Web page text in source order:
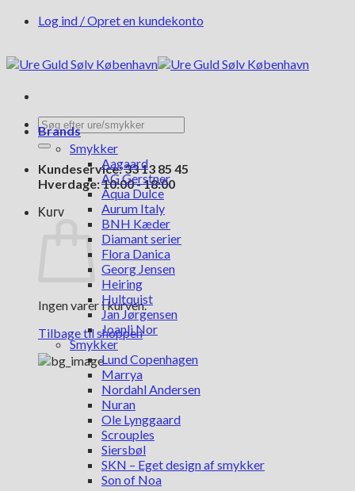
FortsætLog ind / Opret en kundekonto
Søg
efter:
Kundeservice: 33 13 85 45
Hverdage: 10:00 - 18:00
Kurv
Ingen varer i kurven.
Tilbage til shoppen
Brands
Smykker
Aagaard
AG Gerstner
Aqua Dulce
Aurum Italy
BNH Kæder
Diamant serier
Flora Danica
Georg Jensen
Heiring
Hultquist
Jan Jørgensen
Joanli Nor
Smykker
Lund Copenhagen
Marrya
Nordahl Andersen
Nuran
Ole Lynggaard
Scrouples
Siersbøl
SKN – Eget design af smykker
Son of Noa